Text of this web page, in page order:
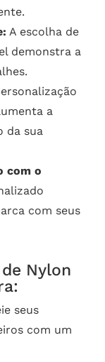
A escolha de
demonstra a
a
da sua
com o
com seus
Nylon
seus
com um